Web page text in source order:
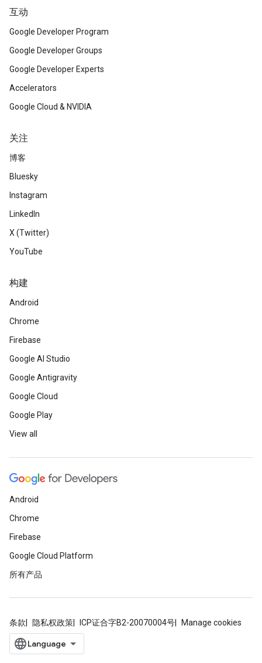
互动
Google Developer Program
Google Developer Groups
Google Developer Experts
Accelerators
Google Cloud & NVIDIA
关注
博客
Bluesky
Instagram
LinkedIn
X (Twitter)
YouTube
构建
Android
Chrome
Firebase
Google AI Studio
Google Antigravity
Google Cloud
Google Play
View all
Android
Chrome
Firebase
Google Cloud Platform
所有产品
条款 隐私权政策 ICP证合字B2-20070004号 Manage cookies